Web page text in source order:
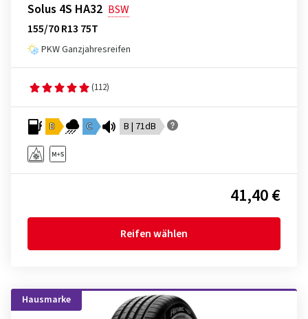
Solus 4S HA32 BSW
155/70 R13 75T
PKW Ganzjahresreifen
(112)
D C B | 71dB
41,40 €
Reifen wählen
Hausmarke